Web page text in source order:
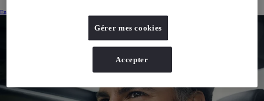
En savoir plus
Gérer mes cookies
Accepter